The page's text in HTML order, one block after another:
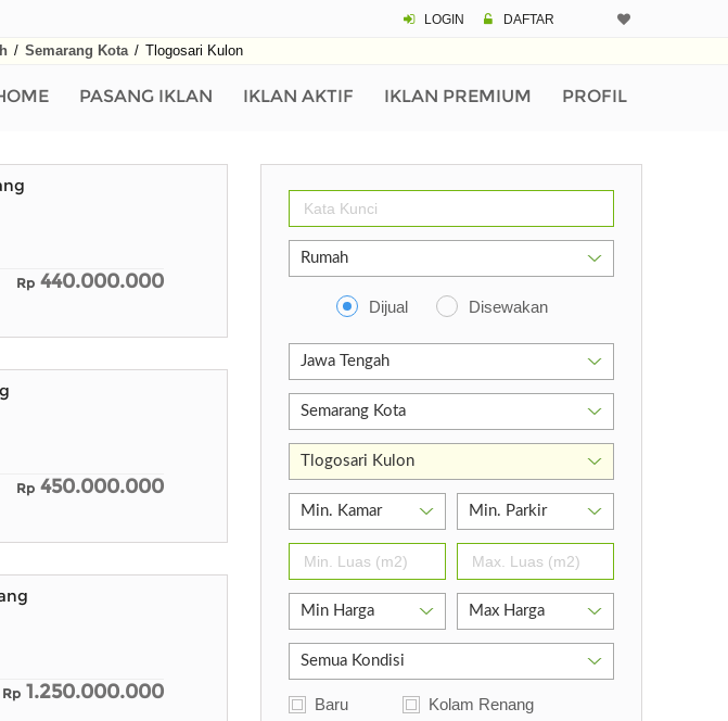
LOGIN DAFTAR
/ Semarang Kota / Tlogosari Kulon
PASANG IKLAN IKLAN AKTIF IKLAN PREMIUM PROFIL
Rp 440.000.000
Rp 450.000.000
Rp 1.250.000.000
Dijual Disewakan
Baru Kolam Renang